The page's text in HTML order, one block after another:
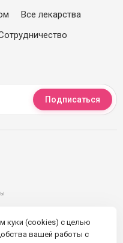
Все лекарства
Подписаться
куки (cookies) с целью
вашей работы с